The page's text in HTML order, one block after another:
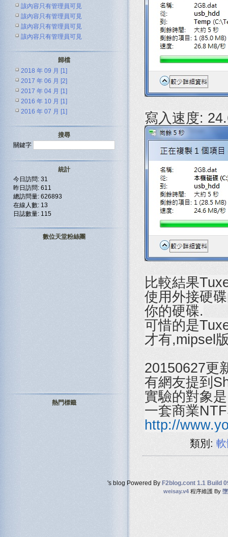
寫入速度:
比較結果
使用外接硬
你的硬碟.
可惜的是
才有,mipsel
20150627更
有網友提到
實驗的對象
一套商業
http://
類別:
該內容只有管理員可見
該內容只有管理員可見
該內容只有管理員可見
該內容只有管理員可見
歸檔
2018 年 09 月 [1]
2017 年 06 月 [2]
2017 年 04 月 [1]
2016 年 10 月 [1]
2016 年 07 月 [1]
搜尋
關鍵字
統計
今日訪問: 31
昨日訪問: 611
總訪問量: 626893
在線人數: 13
日誌數量: 115
數位天堂粉絲團
熱門標籤
's blog Powered By F2blog.cont 1.1 Build
weisay.v4程序維護 By